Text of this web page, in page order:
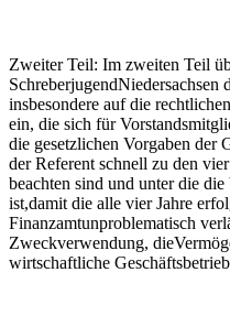
Zweiter Teil: Im zweiten Teil
insbesondere auf die
ein, die sich für
die gesetzlichen Vorgaben der
der Referent schnell zu den
beachten sind und unter die
ist,damit die alle vier Jahre
Finanzamtunproblematisch
Zweckverwendung,
wirtschaftliche